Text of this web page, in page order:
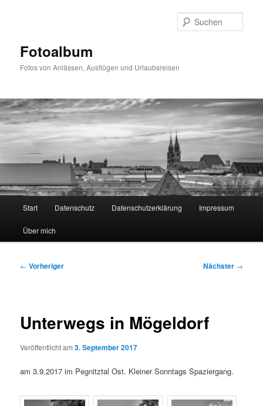
Fotoalbum
Fotos von Anlässen, Ausflügen und Urlaubsreisen
Start Datenschutz Datenschutzerklärung Impressum
Über mich
Beitragsnavigation
← Vorheriger Nächster →
Unterwegs in Mögeldorf
Veröffentlicht am3. September 2017
am 3.9.2017 im Pegnitztal Ost. Kleiner Sonntags Spaziergang.